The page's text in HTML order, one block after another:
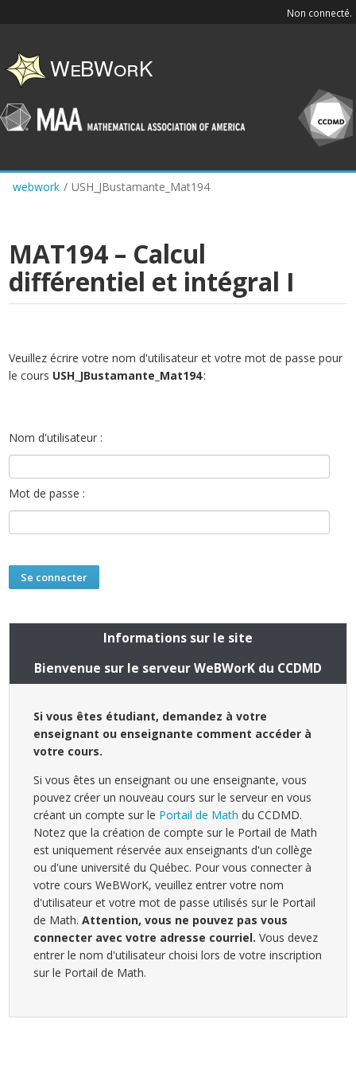
content
Non connecté.
webwork / USH_JBustamante_Mat194
MAT194 – Calcul
différentiel et intégral I
Veuillez écrire votre nom d'utilisateur et votre mot de passe pour
le cours USH_JBustamante_Mat194:
Nom d'utilisateur :
Mot de passe :
Informations sur le site
Bienvenue sur le serveur WeBWorK du CCDMD
Si vous êtes étudiant, demandez à votre
enseignant ou enseignante comment accéder à
votre cours.
Si vous êtes un enseignant ou une enseignante, vous
pouvez créer un nouveau cours sur le serveur en vous
créant un compte sur le Portail de Math du CCDMD.
Notez que la création de compte sur le Portail de Math
est uniquement réservée aux enseignants d'un collège
ou d'une université du Québec. Pour vous connecter à
votre cours WeBWorK, veuillez entrer votre nom
d'utilisateur et votre mot de passe utilisés sur le Portail
de Math.Attention, vous ne pouvez pas vous
connecter avec votre adresse courriel. Vous devez
entrer le nom d'utilisateur choisi lors de votre inscription
sur le Portail de Math.